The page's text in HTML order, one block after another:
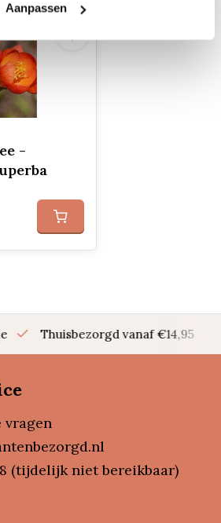
Aanpassen
-
Thuisbezorgd vanaf €14,95
vragen
(tijdelijk niet bereikbaar)